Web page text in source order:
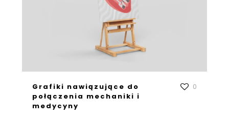
Grafiki nawiązujące do
połączenia mechaniki i
medycyny
0